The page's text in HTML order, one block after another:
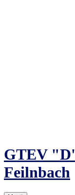
GTEV
Feilnbach